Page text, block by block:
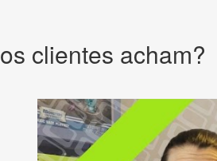
clientes acham?